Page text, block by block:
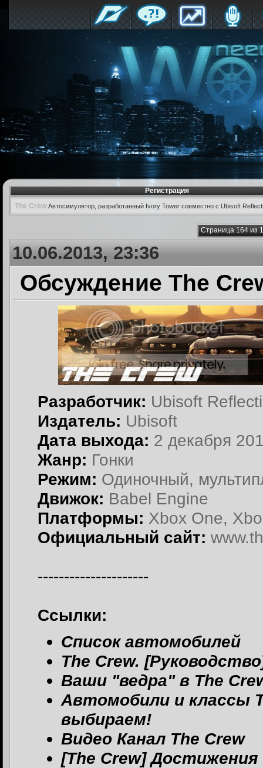
Регистрация
The Crew Автосимулятор, разработанный Ivory Tower совместно с Ubisoft
Страница 164 из
10.06.2013, 23:36
Обсуждение The
Разработчик: Ubisoft
Издатель: Ubisoft
Дата выхода: 2 декабря
Жанр: Гонки
Режим: Одиночный,
Движок: Babel Engine
Платформы: Xbox One,
Официальный сайт:
---------------------
Ссылки:
Список автомобилей
The Crew.
Ваши "ведра" в The
Автомобили и классы
выбираем!
Видео Канал The Crew
[The Crew] Достижения